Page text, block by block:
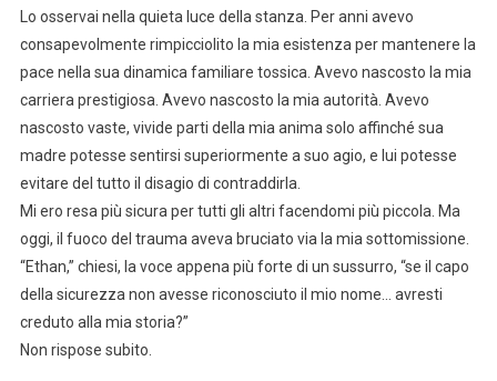
Lo osservai nella quieta luce della stanza. Per anni avevo
consapevolmente rimpicciolito la mia esistenza per mantenere la
pace nella sua dinamica familiare tossica. Avevo nascosto la mia
carriera prestigiosa. Avevo nascosto la mia autorità. Avevo
nascosto vaste, vivide parti della mia anima solo affinché sua
madre potesse sentirsi superiormente a suo agio, e lui potesse
evitare del tutto il disagio di contraddirla.
Mi ero resa più sicura per tutti gli altri facendomi più piccola. Ma
oggi, il fuoco del trauma aveva bruciato via la mia sottomissione.
“Ethan,” chiesi, la voce appena più forte di un sussurro, “se il capo
della sicurezza non avesse riconosciuto il mio nome… avresti
creduto alla mia storia?”
Non rispose subito.